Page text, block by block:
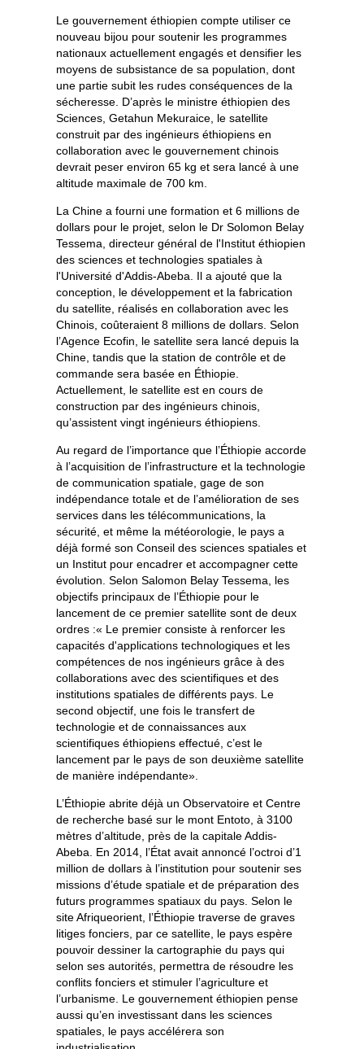
Le gouvernement éthiopien compte utiliser ce
nouveau bijou pour soutenir les programmes
nationaux actuellement engagés et densifier les
moyens de subsistance de sa population, dont
une partie subit les rudes conséquences de la
sécheresse. D’après le ministre éthiopien des
Sciences, Getahun Mekuraice, le satellite
construit par des ingénieurs éthiopiens en
collaboration avec le gouvernement chinois
devrait peser environ 65 kg et sera lancé à une
altitude maximale de 700 km.
La Chine a fourni une formation et 6 millions de
dollars pour le projet, selon le Dr Solomon Belay
Tessema, directeur général de l'Institut éthiopien
des sciences et technologies spatiales à
l'Université d'Addis-Abeba. Il a ajouté que la
conception, le développement et la fabrication
du satellite, réalisés en collaboration avec les
Chinois, coûteraient 8 millions de dollars. Selon
l’Agence Ecofin, le satellite sera lancé depuis la
Chine, tandis que la station de contrôle et de
commande sera basée en Éthiopie.
Actuellement, le satellite est en cours de
construction par des ingénieurs chinois,
qu’assistent vingt ingénieurs éthiopiens.
Au regard de l’importance que l’Éthiopie accorde
à l’acquisition de l’infrastructure et la technologie
de communication spatiale, gage de son
indépendance totale et de l’amélioration de ses
services dans les télécommunications, la
sécurité, et même la météorologie, le pays a
déjà formé son Conseil des sciences spatiales et
un Institut pour encadrer et accompagner cette
évolution. Selon Salomon Belay Tessema, les
objectifs principaux de l’Éthiopie pour le
lancement de ce premier satellite sont de deux
ordres :« Le premier consiste à renforcer les
capacités d'applications technologiques et les
compétences de nos ingénieurs grâce à des
collaborations avec des scientifiques et des
institutions spatiales de différents pays. Le
second objectif, une fois le transfert de
technologie et de connaissances aux
scientifiques éthiopiens effectué, c’est le
lancement par le pays de son deuxième satellite
de manière indépendante».
L’Éthiopie abrite déjà un Observatoire et Centre
de recherche basé sur le mont Entoto, à 3100
mètres d’altitude, près de la capitale Addis-
Abeba. En 2014, l’État avait annoncé l’octroi d’1
million de dollars à l’institution pour soutenir ses
missions d’étude spatiale et de préparation des
futurs programmes spatiaux du pays. Selon le
site Afriqueorient, l’Éthiopie traverse de graves
litiges fonciers, par ce satellite, le pays espère
pouvoir dessiner la cartographie du pays qui
selon ses autorités, permettra de résoudre les
conflits fonciers et stimuler l’agriculture et
l’urbanisme. Le gouvernement éthiopien pense
aussi qu’en investissant dans les sciences
spatiales, le pays accélérera son